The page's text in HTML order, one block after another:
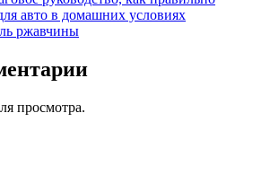
авто в домашних условиях
ржавчины
просмотра.